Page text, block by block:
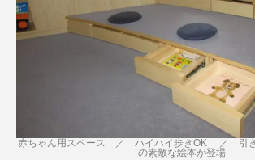
赤ちゃん用スペース ／ ハイハイ歩きOK ／ 引き
の素敵な絵本が登場